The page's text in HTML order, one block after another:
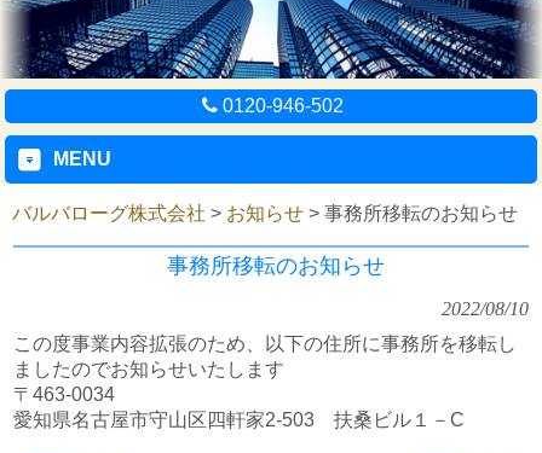
0120-946-502
MENU
バルバローグ株式会社 > お知らせ > 事務所移転のお知らせ
事務所移転のお知らせ
2022/08/10
この度事業内容拡張のため、以下の住所に事務所を移転し
ましたのでお知らせいたします
〒463-0034
愛知県名古屋市守山区四軒家2-503 扶桑ビル１－C